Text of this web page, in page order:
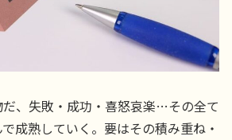
、失敗・成功・喜怒哀楽…その全て
成熟していく。要はその積み重ね・